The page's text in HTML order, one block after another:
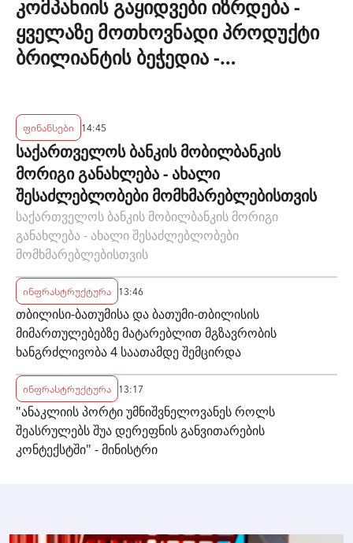
კომპანიის გაყიდვები იზრდება -
ყველაზე მოთხოვნადი პროდუქტი
ბრილიანტის ბეჭედია -
ფინანსები 14:45
საქართველოს ბანკის მობილბანკის
მორიგი განახლება - ახალი
შესაძლებლობები მომხმარებლებისთვის
საქართველოს ბანკის მობილბანკის მორიგი
განახლება - ახალი შესაძლებლობები
მომხმარებლებისთვის
ინფრასტრუქტურა 13:46
თბილისი-ბათუმისა და ბათუმი-თბილისის
მიმართულებებზე მატარებლით მგზავრობის
ხანგრძლივობა 4 საათამდე შემცირდა
ინფრასტრუქტურა 13:17
"ანაკლიის პორტი უმნიშვნელოვანეს როლს
შეასრულებს შუა დერეფნის განვითარების
კონტექსტში" - მინისტრი